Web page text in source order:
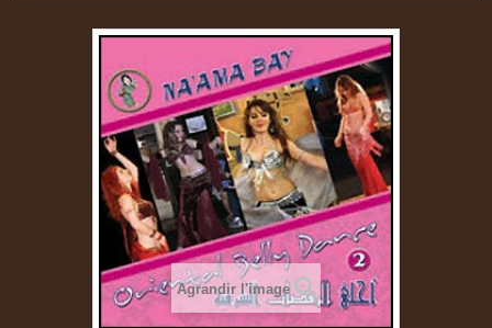
Agrandir l'image